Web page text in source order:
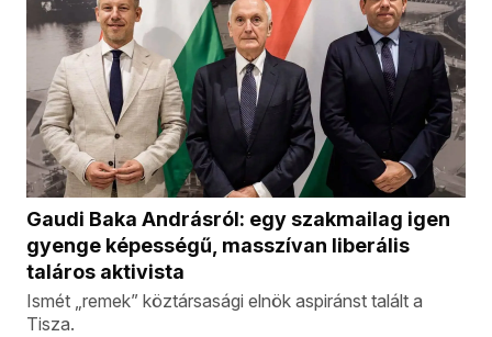
Gaudi Baka Andrásról: egy szakmailag igen
gyenge képességű, masszívan liberális
taláros aktivista
Ismét „remek” köztársasági elnök aspiránst talált a
Tisza.